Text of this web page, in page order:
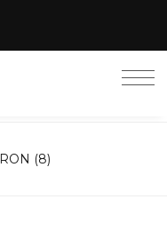
(8)